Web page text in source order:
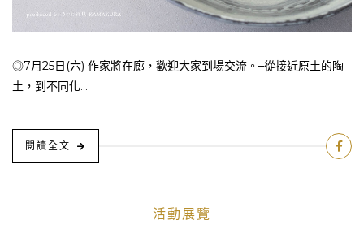
◎7月25日(六) 作家將在廊，歡迎大家到場交流。–從接近原土的陶
土，到不同化...
閱讀全文
活動展覽